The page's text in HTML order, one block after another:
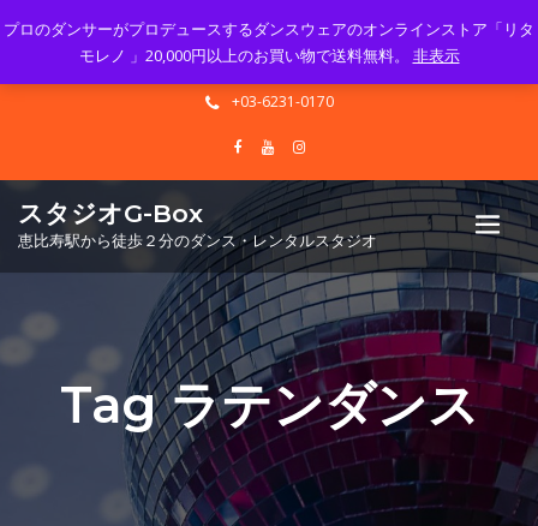
Mon - Sun 10.00 - 23.00
info@gbox-tango.com
+03-6231-0170
スタジオG-Box
恵比寿駅から徒歩２分のダンス・レンタルスタジオ
Tag ラテンダンス
プロのダンサーがプロデュースするダンスウェアのオンラインストア「リタ
モレノ 」20,000円以上のお買い物で送料無料。 非表示